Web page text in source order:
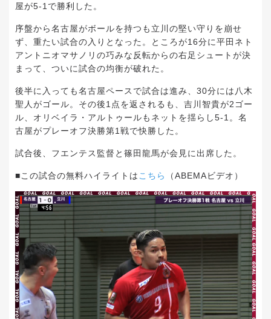
屋が5-1で勝利した。
序盤から名古屋がボールを持つも立川の堅い守りを崩せ
ず、重たい試合の入りとなった。ところが16分に平田ネト
アントニオマサノリの巧みな反転からの右足シュートが決
まって、ついに試合の均衡が破れた。
後半に入っても名古屋ペースで試合は進み、30分には八木
聖人がゴール。その後1点を返されるも、吉川智貴が2ゴー
ル、オリベイラ・アルトゥールもネットを揺らし5-1。名
古屋がプレーオフ決勝第1戦で快勝した。
試合後、フエンテス監督と篠田龍馬が会見に出席した。
■この試合の無料ハイライトは こちら （ABEMAビデオ）